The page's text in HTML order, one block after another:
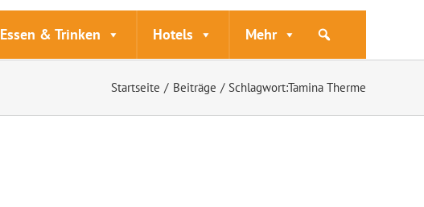
Essen & Trinken Hotels Mehr
Startseite Beiträge Schlagwort:Tamina Therme